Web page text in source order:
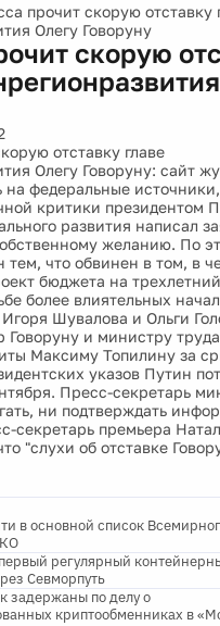
прочит скорую отставку
Олегу Говоруну
скорую
отставку главе
Олегу Говоруну: сайт
на федеральные
критики президентом
развития написал
желанию. По
тем, что обвинен в том, в
бюджета на
более влиятельных
Шувалова и Ольги
Говоруну и министру
Максиму Топилину за
указов Путин
Пресс-секретарь
ни подтверждать
секретарь премьера
"слухи об отставке
в основной список
регулярный
Севморпуть
задержаны по делу о
криптообменниках в